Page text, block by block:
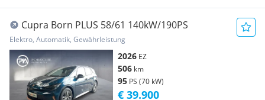
Cupra Born PLUS 58/61 140kW/190PS
Elektro, Automatik, Gewährleistung
2026 EZ
506 km
95 PS (70 kW)
€ 39.900